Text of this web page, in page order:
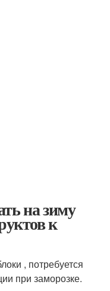
на зиму
к
, потребуется
при заморозке.